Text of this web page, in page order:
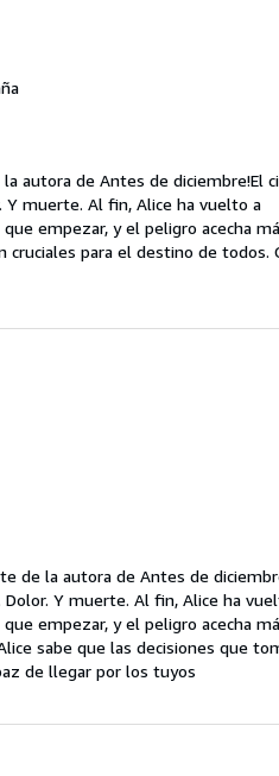
autora de Antes de diciembre!El
Y muerte. Al fin, Alice ha vuelto a
empezar, y el peligro acecha
para el destino de
de la autora de Antes de
Y muerte. Al fin, Alice ha
empezar, y el peligro acecha
sabe que las decisiones que
de llegar por los tuyos